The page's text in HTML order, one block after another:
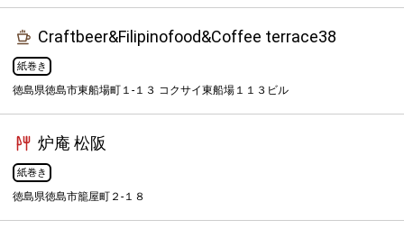
Craftbeer&Filipinofood&Coffee terrace38
紙巻き
徳島県徳島市東船場町１-１３ コクサイ東船場１１３ビル
炉庵 松阪
紙巻き
徳島県徳島市籠屋町２-１８